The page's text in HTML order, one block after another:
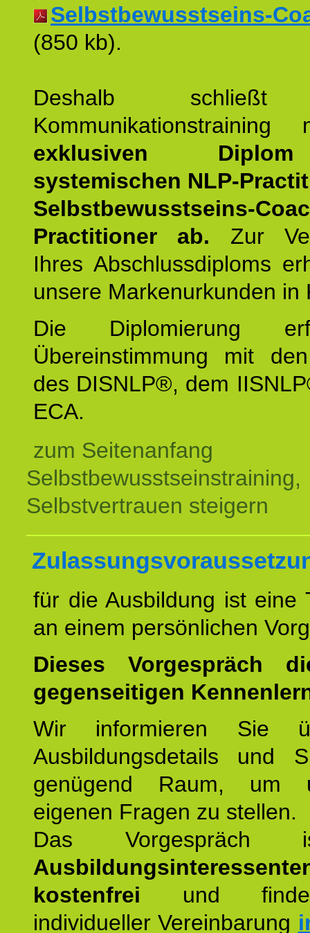
Selbstbewusstseins-
(850 kb).
Deshalb schließt
exklusiven
systemischen NLP-
Selbstbewusstseins-
Practitioner ab. Zur
Ihres Abschlussdiploms
unsere Markenurkunden in
Die Diplomierung
Übereinstimmung mit
des DISNLP®, dem
ECA.
zum Seitenanfang
Selbstbewusstseinstraining,
Selbstvertrauen steigern
für die Ausbildung ist eine
an einem persönlichen
Dieses Vorgespräch
gegenseitigen
Wir informieren Sie
Ausbildungsdetails und
genügend Raum, um
eigenen Fragen zu stellen.
Das
kostenfrei und
individueller Vereinbarung